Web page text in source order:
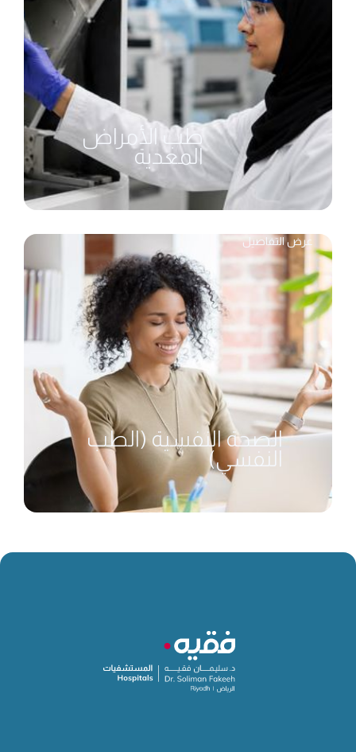
طب الأمراض
المعدية
الصحة النفسية (الطب
النفسي)
عرض التفاصيل